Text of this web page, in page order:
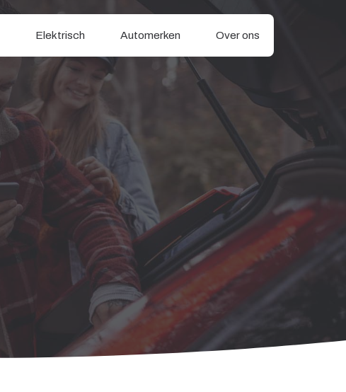
Elektrisch Automerken Over ons